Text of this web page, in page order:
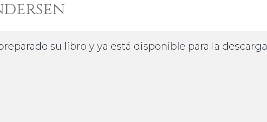
su libro y ya está disponible para la descarga